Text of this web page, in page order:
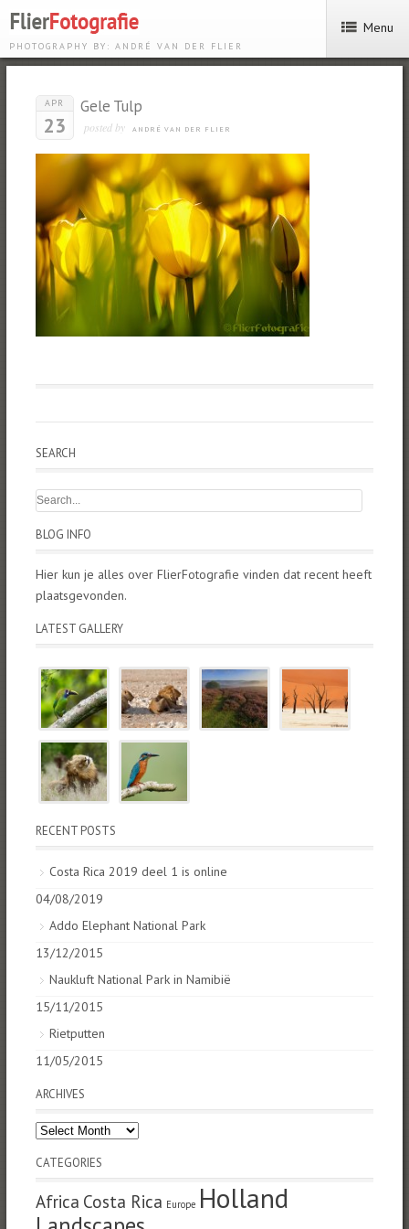
PHOTOGRAPHY BY: ANDRÉ VAN DER FLIER
Menu
APR
23
Gele Tulp
posted by ANDRÉ VAN DER FLIER
SEARCH
BLOG INFO
Hier kun je alles over FlierFotografie vinden dat recent heeft
plaatsgevonden.
LATEST GALLERY
RECENT POSTS
Costa Rica 2019 deel 1 is online
04/08/2019
Addo Elephant National Park
13/12/2015
Naukluft National Park in Namibië
15/11/2015
Rietputten
11/05/2015
ARCHIVES
Archives
CATEGORIES
Africa Costa Rica Europe Holland